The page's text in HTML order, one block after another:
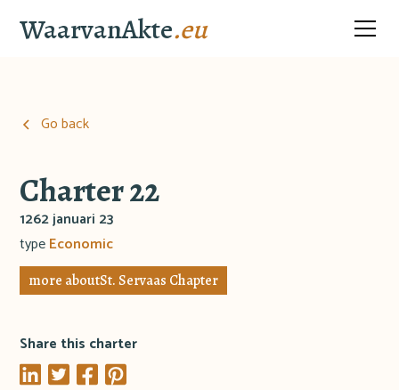
WaarvanAkte.eu
Go back
Charter 22
1262 januari 23
typeEconomic
more aboutSt. Servaas Chapter
Share this charter